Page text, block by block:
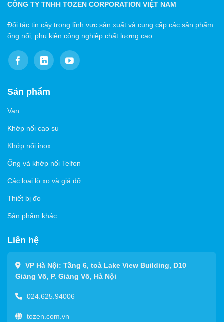
CÔNG TY TNHH TOZEN CORPORATION VIỆT NAM
Đối tác tin cậy trong lĩnh vực sản xuất và cung cấp các sản phẩm
ống nối, phụ kiện công nghiệp chất lượng cao.
Sản phẩm
Van
Khớp nối cao su
Khớp nối inox
Ống và khớp nối Telfon
Các loại lò xo và giá đỡ
Thiết bị đo
Sản phẩm khác
Liên hệ
VP Hà Nội: Tầng 6, toà Lake View Building, D10
Giảng Võ, P. Giảng Võ, Hà Nội
024.625.94006
tozen.com.vn